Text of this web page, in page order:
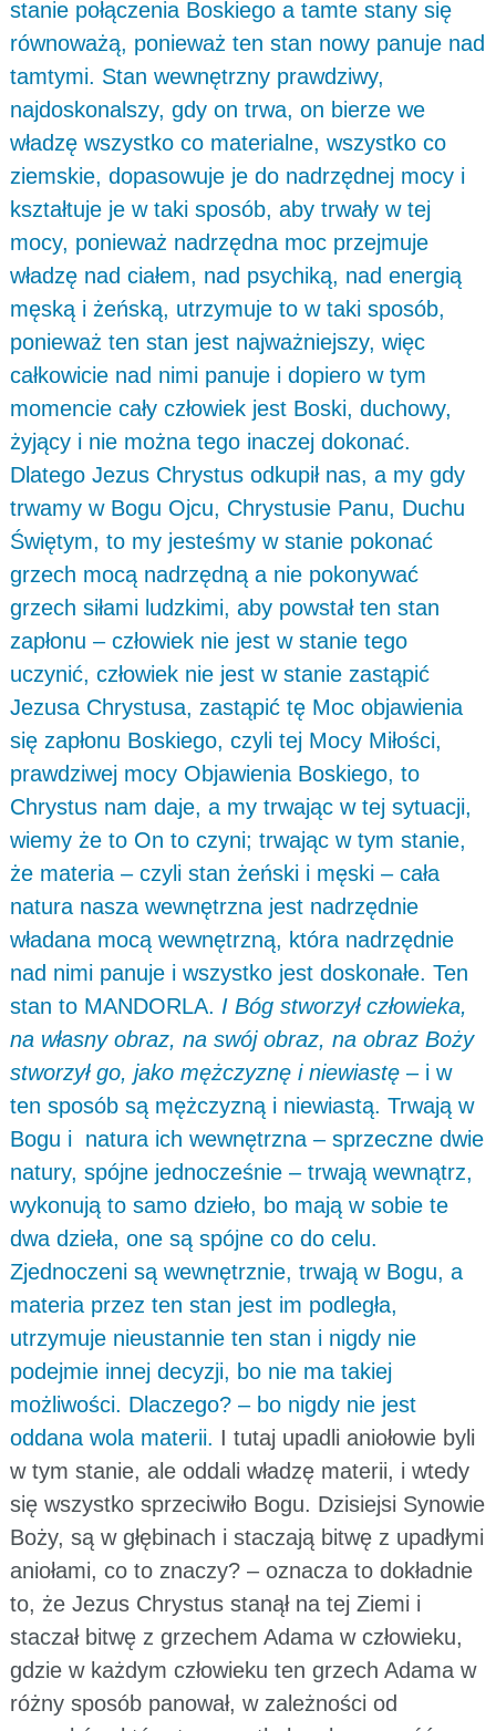
stanie połączenia Boskiego a tamte stany się
równoważą, ponieważ ten stan nowy panuje nad
tamtymi. Stan wewnętrzny prawdziwy,
najdoskonalszy, gdy on trwa, on bierze we
władzę wszystko co materialne, wszystko co
ziemskie, dopasowuje je do nadrzędnej mocy i
kształtuje je w taki sposób, aby trwały w tej
mocy, ponieważ nadrzędna moc przejmuje
władzę nad ciałem, nad psychiką, nad energią
męską i żeńską, utrzymuje to w taki sposób,
ponieważ ten stan jest najważniejszy, więc
całkowicie nad nimi panuje i dopiero w tym
momencie cały człowiek jest Boski, duchowy,
żyjący i nie można tego inaczej dokonać.
Dlatego Jezus Chrystus odkupił nas, a my gdy
trwamy w Bogu Ojcu, Chrystusie Panu, Duchu
Świętym, to my jesteśmy w stanie pokonać
grzech mocą nadrzędną a nie pokonywać
grzech siłami ludzkimi, aby powstał ten stan
zapłonu – człowiek nie jest w stanie tego
uczynić, człowiek nie jest w stanie zastąpić
Jezusa Chrystusa, zastąpić tę Moc objawienia
się zapłonu Boskiego, czyli tej Mocy Miłości,
prawdziwej mocy Objawienia Boskiego, to
Chrystus nam daje, a my trwając w tej sytuacji,
wiemy że to On to czyni; trwając w tym stanie,
że materia – czyli stan żeński i męski – cała
natura nasza wewnętrzna jest nadrzędnie
władana mocą wewnętrzną, która nadrzędnie
nad nimi panuje i wszystko jest doskonałe. Ten
stan to MANDORLA. I Bóg stworzył człowieka,
na własny obraz, na swój obraz, na obraz Boży
stworzył go, jako mężczyznę i niewiastę– i w
ten sposób są mężczyzną i niewiastą. Trwają w
Bogu i natura ich wewnętrzna – sprzeczne dwie
natury, spójne jednocześnie – trwają wewnątrz,
wykonują to samo dzieło, bo mają w sobie te
dwa dzieła, one są spójne co do celu.
Zjednoczeni są wewnętrznie, trwają w Bogu, a
materia przez ten stan jest im podległa,
utrzymuje nieustannie ten stan i nigdy nie
podejmie innej decyzji, bo nie ma takiej
możliwości. Dlaczego? – bo nigdy nie jest
oddana wola materii. I tutaj upadli aniołowie byli
w tym stanie, ale oddali władzę materii, i wtedy
się wszystko sprzeciwiło Bogu. Dzisiejsi Synowie
Boży, są w głębinach i staczają bitwę z upadłymi
aniołami, co to znaczy? – oznacza to dokładnie
to, że Jezus Chrystus stanął na tej Ziemi i
staczał bitwę z grzechem Adama w człowieku,
gdzie w każdym człowieku ten grzech Adama w
różny sposób panował, w zależności od